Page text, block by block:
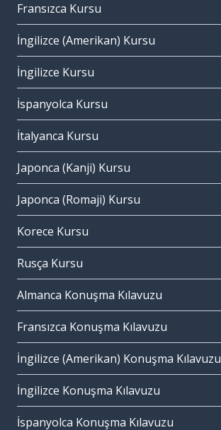
Fransızca Kursu
İngilizce (Amerikan) Kursu
İngilizce Kursu
İspanyolca Kursu
İtalyanca Kursu
Japonca (Kanji) Kursu
Japonca (Romaji) Kursu
Korece Kursu
Rusça Kursu
Almanca Konuşma Kılavuzu
Fransızca Konuşma Kılavuzu
İngilizce (Amerikan) Konuşma Kılavuzu
İngilizce Konuşma Kılavuzu
İspanyolca Konuşma Kılavuzu